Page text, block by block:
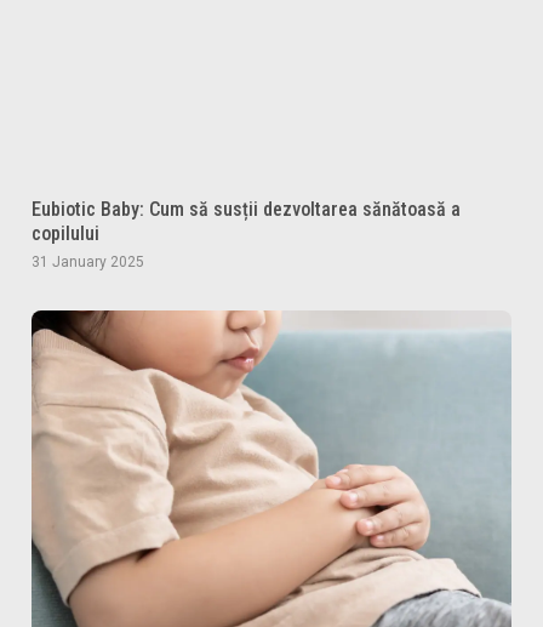
Eubiotic Baby: Cum să susții dezvoltarea sănătoasă a
copilului
31 January 2025